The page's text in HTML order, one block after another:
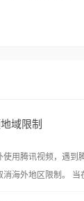
域限制
使用腾讯视频，遇到
地区限制。 当在海外打开腾讯视频，却突